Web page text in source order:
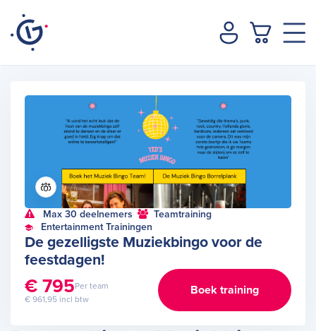
Max 30 deelnemers
Teamtraining
Entertainment Trainingen
De gezelligste Muziekbingo voor de
feestdagen!
€ 795Per team
€ 961,95 incl btw
Boek training